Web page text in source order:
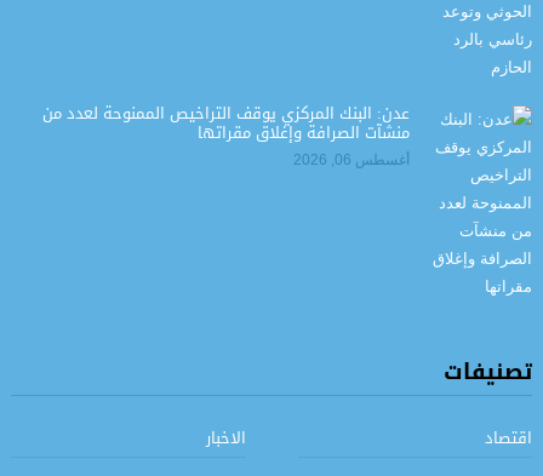
عدن: البنك المركزي يوقف التراخيص الممنوحة لعدد من
منشآت الصرافة وإغلاق مقراتها
أغسطس 06, 2026
تصنيفات
اقتصاد
الاخبار